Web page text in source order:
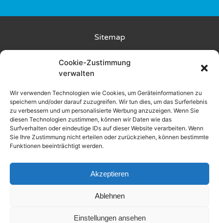
Cookie-Zustimmung
verwalten
Wir verwenden Technologien wie Cookies, um Geräteinformationen zu
speichern und/oder darauf zuzugreifen. Wir tun dies, um das Surferlebnis
zu verbessern und um personalisierte Werbung anzuzeigen. Wenn Sie
diesen Technologien zustimmen, können wir Daten wie das
Surfverhalten oder eindeutige IDs auf dieser Website verarbeiten. Wenn
Sie Ihre Zustimmung nicht erteilen oder zurückziehen, können bestimmte
Funktionen beeinträchtigt werden.
Akzeptieren
Ablehnen
Einstellungen ansehen
Liefer- und Zahlungsbedingungen
Kunde wirbt Kunde
Sitemap
Impressum
AGB
Datenschutz